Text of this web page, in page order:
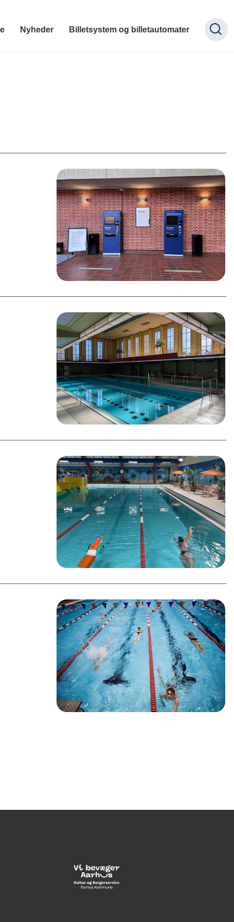
Nyheder Billetsystem og billetautomater